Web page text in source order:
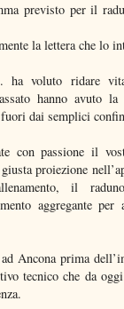
previsto per il
la lettera che lo
ha voluto ridare
hanno avuto la
fuori dai semplici
con passione il
proiezione
il
aggregante per
Ancona prima
tecnico che da